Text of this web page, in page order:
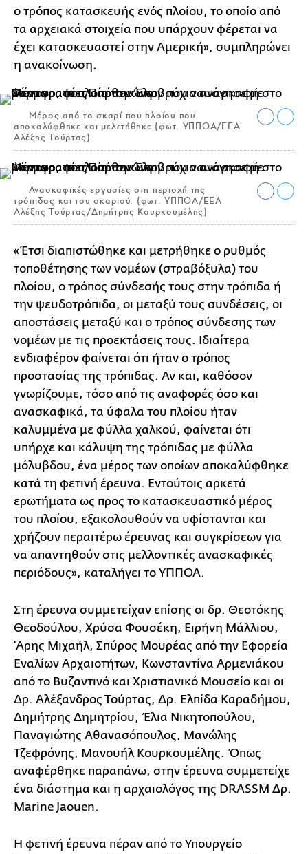
ο τρόπος κατασκευής ενός πλοίου, το οποίο από
τα αρχειακά στοιχεία που υπάρχουν φέρεται να
έχει κατασκευαστεί στην Αμερική», συμπληρώνει
η ανακοίνωση.
Μέρος από το σκαρί που πλοίου που
αποκαλύφθηκε και μελετήθηκε (φωτ. ΥΠΠΟΑ/ΕΕΑ
Αλέξης Τούρτας)
Ανασκαφικές εργασίες στη περιοχή της
τρόπιδας και του σκαριού. (φωτ. ΥΠΠΟΑ/ΕΕΑ
Αλέξης Τούρτας/Δημήτρης Κουρκουμέλης)
«Έτσι διαπιστώθηκε και μετρήθηκε ο ρυθμός
τοποθέτησης των νομέων (στραβόξυλα) του
πλοίου, ο τρόπος σύνδεσής τους στην τρόπιδα ή
την ψευδοτρόπιδα, οι μεταξύ τους συνδέσεις, οι
αποστάσεις μεταξύ και ο τρόπος σύνδεσης των
νομέων με τις προεκτάσεις τους. Ιδιαίτερα
ενδιαφέρον φαίνεται ότι ήταν ο τρόπος
προστασίας της τρόπιδας. Αν και, καθόσον
γνωρίζουμε, τόσο από τις αναφορές όσο και
ανασκαφικά, τα ύφαλα του πλοίου ήταν
καλυμμένα με φύλλα χαλκού, φαίνεται ότι
υπήρχε και κάλυψη της τρόπιδας με φύλλα
μόλυβδου, ένα μέρος των οποίων αποκαλύφθηκε
κατά τη φετινή έρευνα. Εντούτοις αρκετά
ερωτήματα ως προς το κατασκευαστικό μέρος
του πλοίου, εξακολουθούν να υφίστανται και
χρήζουν περαιτέρω έρευνας και συγκρίσεων για
να απαντηθούν στις μελλοντικές ανασκαφικές
περιόδους», καταλήγει το ΥΠΠΟΑ.
Στη έρευνα συμμετείχαν επίσης οι δρ. Θεοτόκης
Θεοδούλου, Χρύσα Φουσέκη, Ειρήνη Μάλλιου,
'Αρης Μιχαήλ, Σπύρος Μουρέας από την Εφορεία
Εναλίων Αρχαιοτήτων, Κωνσταντίνα Αρμενιάκου
από το Βυζαντινό και Χριστιανικό Μουσείο και οι
Δρ. Αλέξανδρος Τούρτας, Δρ. Ελπίδα Καραδήμου,
Δημήτρης Δημητρίου, Έλια Νικητοπούλου,
Παναγιώτης Αθανασόπουλος, Μανώλης
Τζεφρόνης, Μανουήλ Κουρκουμέλης. Όπως
αναφέρθηκε παραπάνω, στην έρευνα συμμετείχε
ένα διάστημα και η αρχαιολόγος της DRASSM Δρ.
Marine Jaouen.
Η φετινή έρευνα πέραν από το Υπουργείο